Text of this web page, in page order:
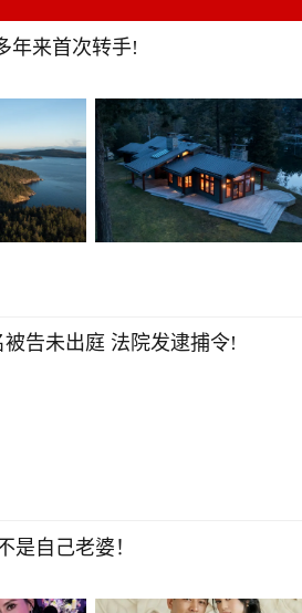
年来首次转手!
告未出庭 法院发逮捕令!
是自己老婆！